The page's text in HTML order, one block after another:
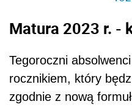
Matura 2023 r. -
Tegoroczni
rocznikiem, który
zgodnie z nową